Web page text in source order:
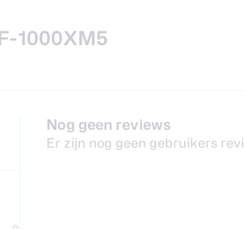
1000XM5
Nog geen reviews
Er zijn nog geen gebruikers